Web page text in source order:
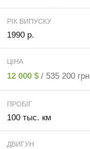
РІК ВИПУСКУ
1990 р.
ЦІНА
12 000 $ / 535 200 грн
ПРОБІГ
100 тыс. км
ДВИГУН